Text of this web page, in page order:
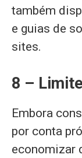
também
e guias de
sites.
8 –
Embora
por conta
economizar